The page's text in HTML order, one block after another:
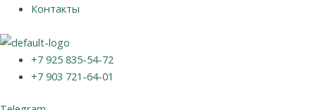
Контакты
+7 925 835-54-72
+7 903 721-64-01